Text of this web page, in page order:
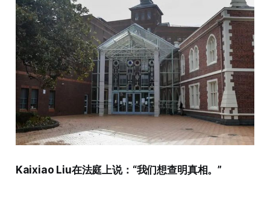
Kaixiao Liu在法庭上说：“我们想查明真相。”